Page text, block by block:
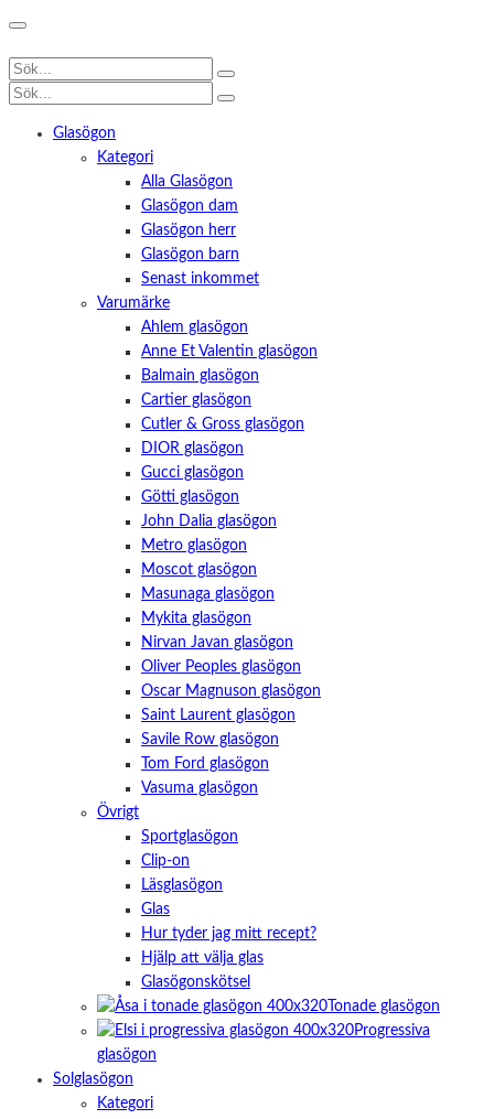
Glasögon
Kategori
Alla Glasögon
Glasögon dam
Glasögon herr
Glasögon barn
Senast inkommet
Varumärke
Ahlem glasögon
Anne Et Valentin glasögon
Balmain glasögon
Cartier glasögon
Cutler & Gross glasögon
DIOR glasögon
Gucci glasögon
Götti glasögon
John Dalia glasögon
Metro glasögon
Moscot glasögon
Masunaga glasögon
Mykita glasögon
Nirvan Javan glasögon
Oliver Peoples glasögon
Oscar Magnuson glasögon
Saint Laurent glasögon
Savile Row glasögon
Tom Ford glasögon
Vasuma glasögon
Övrigt
Sportglasögon
Clip-on
Läsglasögon
Glas
Hur tyder jag mitt recept?
Hjälp att välja glas
Glasögonskötsel
Tonade glasögon
Progressiva
glasögon
Solglasögon
Kategori